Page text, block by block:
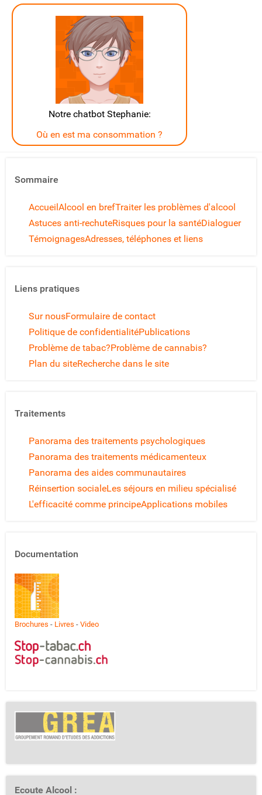
Notre chatbot Stephanie:
Où en est ma consommation ?
Sommaire
AccueilAlcool en brefTraiter les problèmes d'alcool
Astuces anti-rechuteRisques pour la santéDialoguer
TémoignagesAdresses, téléphones et liens
Liens pratiques
Sur nousFormulaire de contact
Politique de confidentialitéPublications
Problème de tabac?Problème de cannabis?
Plan du siteRecherche dans le site
Traitements
Panorama des traitements psychologiques
Panorama des traitements médicamenteux
Panorama des aides communautaires
Réinsertion socialeLes séjours en milieu spécialisé
L'efficacité comme principeApplications mobiles
Documentation
Brochures - Livres - Video
Ecoute Alcool :